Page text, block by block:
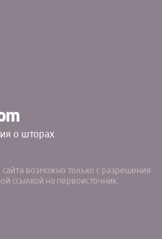
о шторах
возможно только с разрешения
ссылкой на первоисточник.